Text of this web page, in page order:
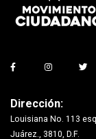
Dirección:
Louisiana No. 113
Juárez., 3810, D.F.